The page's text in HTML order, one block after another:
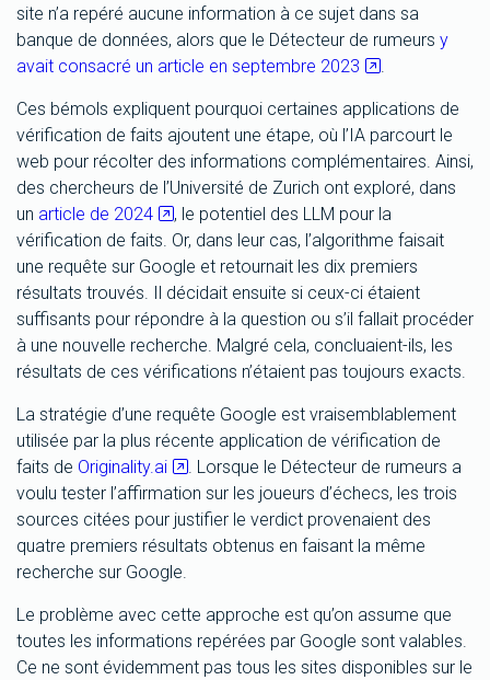
site n’a repéré aucune information à ce sujet dans sa
banque de données, alors que le Détecteur de rumeurs y
avait consacré un article en septembre 2023
.
Ces bémols expliquent pourquoi certaines applications de
vérification de faits ajoutent une étape, où l’IA parcourt le
web pour récolter des informations complémentaires. Ainsi,
des chercheurs de l’Université de Zurich ont exploré, dans
un article de 2024
, le potentiel des LLM pour la
vérification de faits. Or, dans leur cas, l’algorithme faisait
une requête sur Google et retournait les dix premiers
résultats trouvés. Il décidait ensuite si ceux-ci étaient
suffisants pour répondre à la question ou s’il fallait procéder
à une nouvelle recherche. Malgré cela, concluaient-ils, les
résultats de ces vérifications n’étaient pas toujours exacts.
La stratégie d’une requête Google est vraisemblablement
utilisée par la plus récente application de vérification de
faits de Originality.ai
. Lorsque le Détecteur de rumeurs a
voulu tester l’affirmation sur les joueurs d’échecs, les trois
sources citées pour justifier le verdict provenaient des
quatre premiers résultats obtenus en faisant la même
recherche sur Google.
Le problème avec cette approche est qu’on assume que
toutes les informations repérées par Google sont valables.
Ce ne sont évidemment pas tous les sites disponibles sur le